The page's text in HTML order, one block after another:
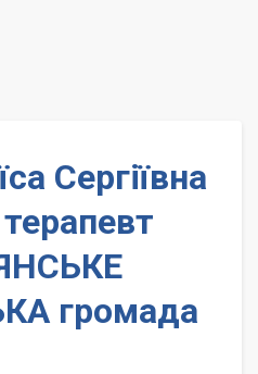
Сергіївна
громада